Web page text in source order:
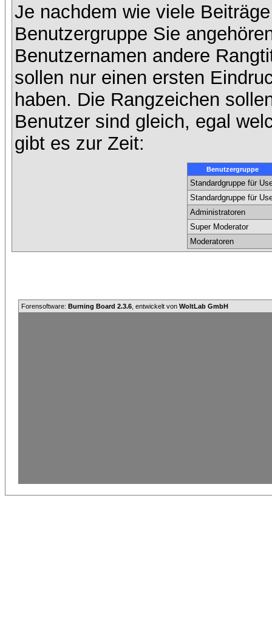
Je nachdem wie viele
Benutzergruppe Sie
Benutzernamen andere
sollen nur einen ersten
haben. Die Rangzeichen
Benutzer sind gleich, egal
gibt es zur Zeit:
Benutzergruppe
Standardgruppe für
Standardgruppe für
Administratoren
Super Moderator
Moderatoren
Forensoftware: Burning Board 2.3.6 , entwickelt von WoltLab GmbH